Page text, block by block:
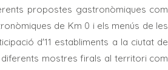
propostes gastronòmiques com
de Km 0 i els menús de les
d'11 establiments a la ciutat de
diferents mostres firals al territori com